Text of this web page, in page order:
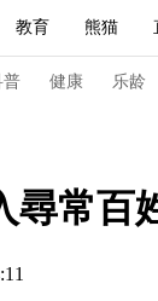
教育 熊猫
热解读 天天学习
下载央视影音
普 健康 乐龄
法治
尋常百